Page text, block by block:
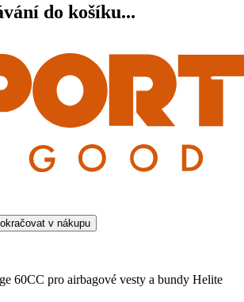
do košíku...
v nákupu
60CC pro airbagové vesty a bundy Helite